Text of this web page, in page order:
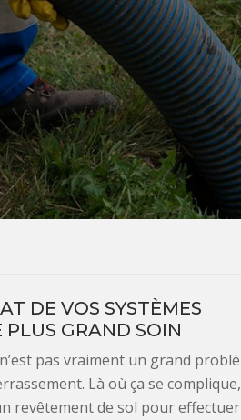
DE VOS SYSTÈMES
PLUS GRAND SOIN
pas vraiment un grand
Là où ça se complique,
revêtement de sol pour